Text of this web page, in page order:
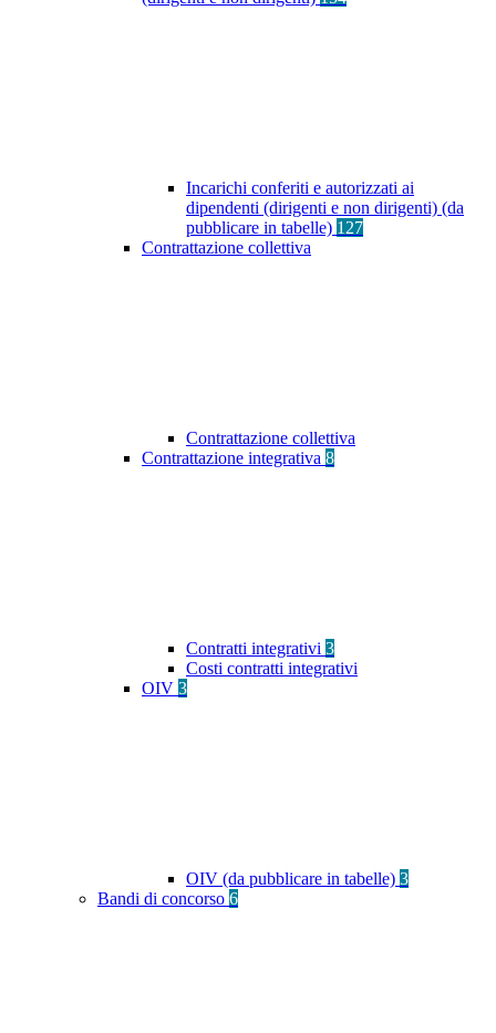
Incarichi conferiti e autorizzati ai
dipendenti (dirigenti e non dirigenti) (da
pubblicare in tabelle) 127
Contrattazione collettiva
Contrattazione collettiva
Contrattazione integrativa 8
Contratti integrativi 3
Costi contratti integrativi
OIV 3
OIV (da pubblicare in tabelle) 3
Bandi di concorso 6